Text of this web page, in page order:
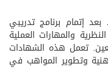
إتمام برنامج تدريبي
والمهارات العملية
تعمل هذه الشهادات
وتطوير المواهب في